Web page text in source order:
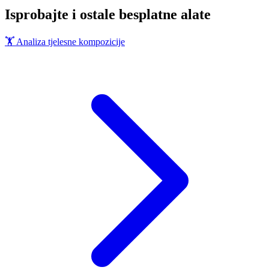
Isprobajte i ostale besplatne alate
🏋️ Analiza tjelesne kompozicije